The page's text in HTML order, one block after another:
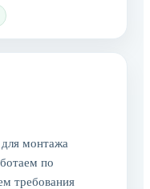
монтажа
по
требования